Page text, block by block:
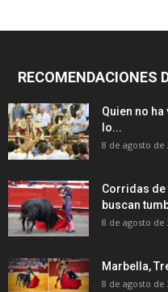
RECOMENDACIONES
Quien no
lo...
8 de agosto de
Corridas
buscan
8 de agosto de
Marbella,
8 de agosto de